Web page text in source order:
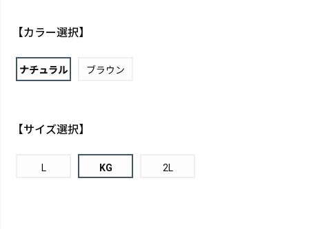
【カラー選択】
ナチュラル ブラウン
【サイズ選択】
L KG 2L